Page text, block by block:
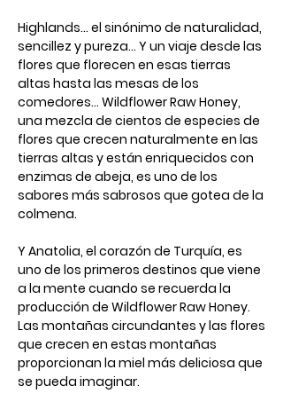
Highlands... el sinónimo de naturalidad,
sencillez y pureza... Y un viaje desde las
flores que florecen en esas tierras
altas hasta las mesas de los
comedores... Wildflower Raw Honey,
una mezcla de cientos de especies de
flores que crecen naturalmente en las
tierras altas y están enriquecidos con
enzimas de abeja, es uno de los
sabores más sabrosos que gotea de la
colmena.
Y Anatolia, el corazón de Turquía, es
uno de los primeros destinos que viene
a la mente cuando se recuerda la
producción de Wildflower Raw Honey.
Las montañas circundantes y las flores
que crecen en estas montañas
proporcionan la miel más deliciosa que
se pueda imaginar.